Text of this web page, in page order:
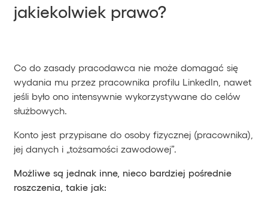
jakiekolwiek prawo?
Co do zasady pracodawca nie może domagać się
wydania mu przez pracownika profilu LinkedIn, nawet
jeśli było ono intensywnie wykorzystywane do celów
służbowych.
Konto jest przypisane do osoby fizycznej (pracownika),
jej danych i „tożsamości zawodowej”.
Możliwe są jednak inne, nieco bardziej pośrednie
roszczenia, takie jak: